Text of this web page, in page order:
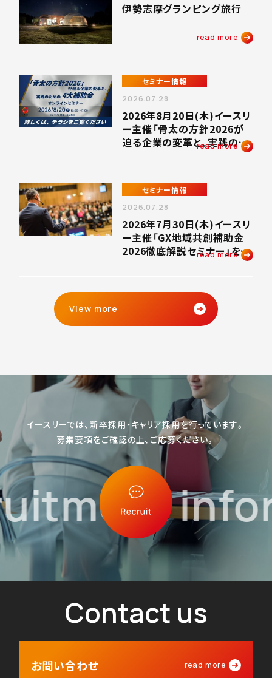
伊勢志摩グランピング旅行
read more
セミナー情報
2026.07.28
2026年8月20日(木)イースリ
ー主催「骨太の方針2026が
迫る企業の変革と、実践のた
めの4大補助金オンラインセ
read more
セミナー情報
2026.07.28
2026年7月30日(木)イースリ
ー主催「GX地域共創補助金
2026徹底解説セミナー」を緊
read more
View more
イースリーでは、新卒採用・キャリア採用を行っています。
募集要項をご確認の上、ご応募ください。
Contact us
お問い合わせ read more